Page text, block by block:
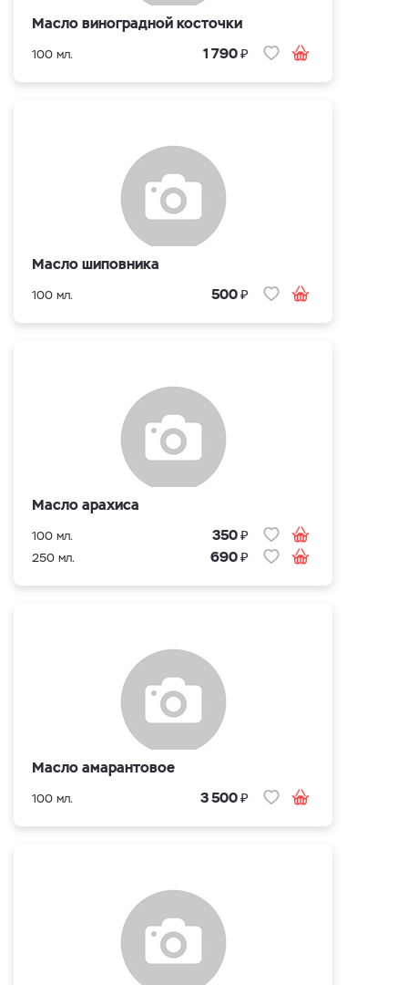
Масло виноградной косточки
100 мл. 1 790₽
Масло шиповника
100 мл. 500₽
Масло арахиса
100 мл. 350₽
250 мл. 690₽
Масло амарантовое
100 мл. 3 500₽